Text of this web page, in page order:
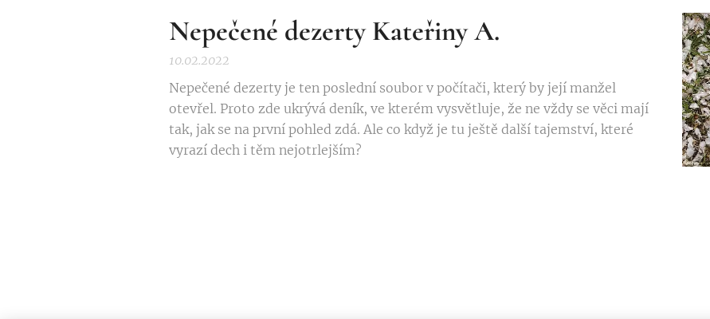
Nepečené dezerty Kateřiny A.
10.02.2022
Nepečené dezerty je ten poslední soubor v počítači, který by její manžel
otevřel. Proto zde ukrývá deník, ve kterém vysvětluje, že ne vždy se věci mají
tak, jak se na první pohled zdá. Ale co když je tu ještě další tajemství, které
vyrazí dech i těm nejotrlejším?